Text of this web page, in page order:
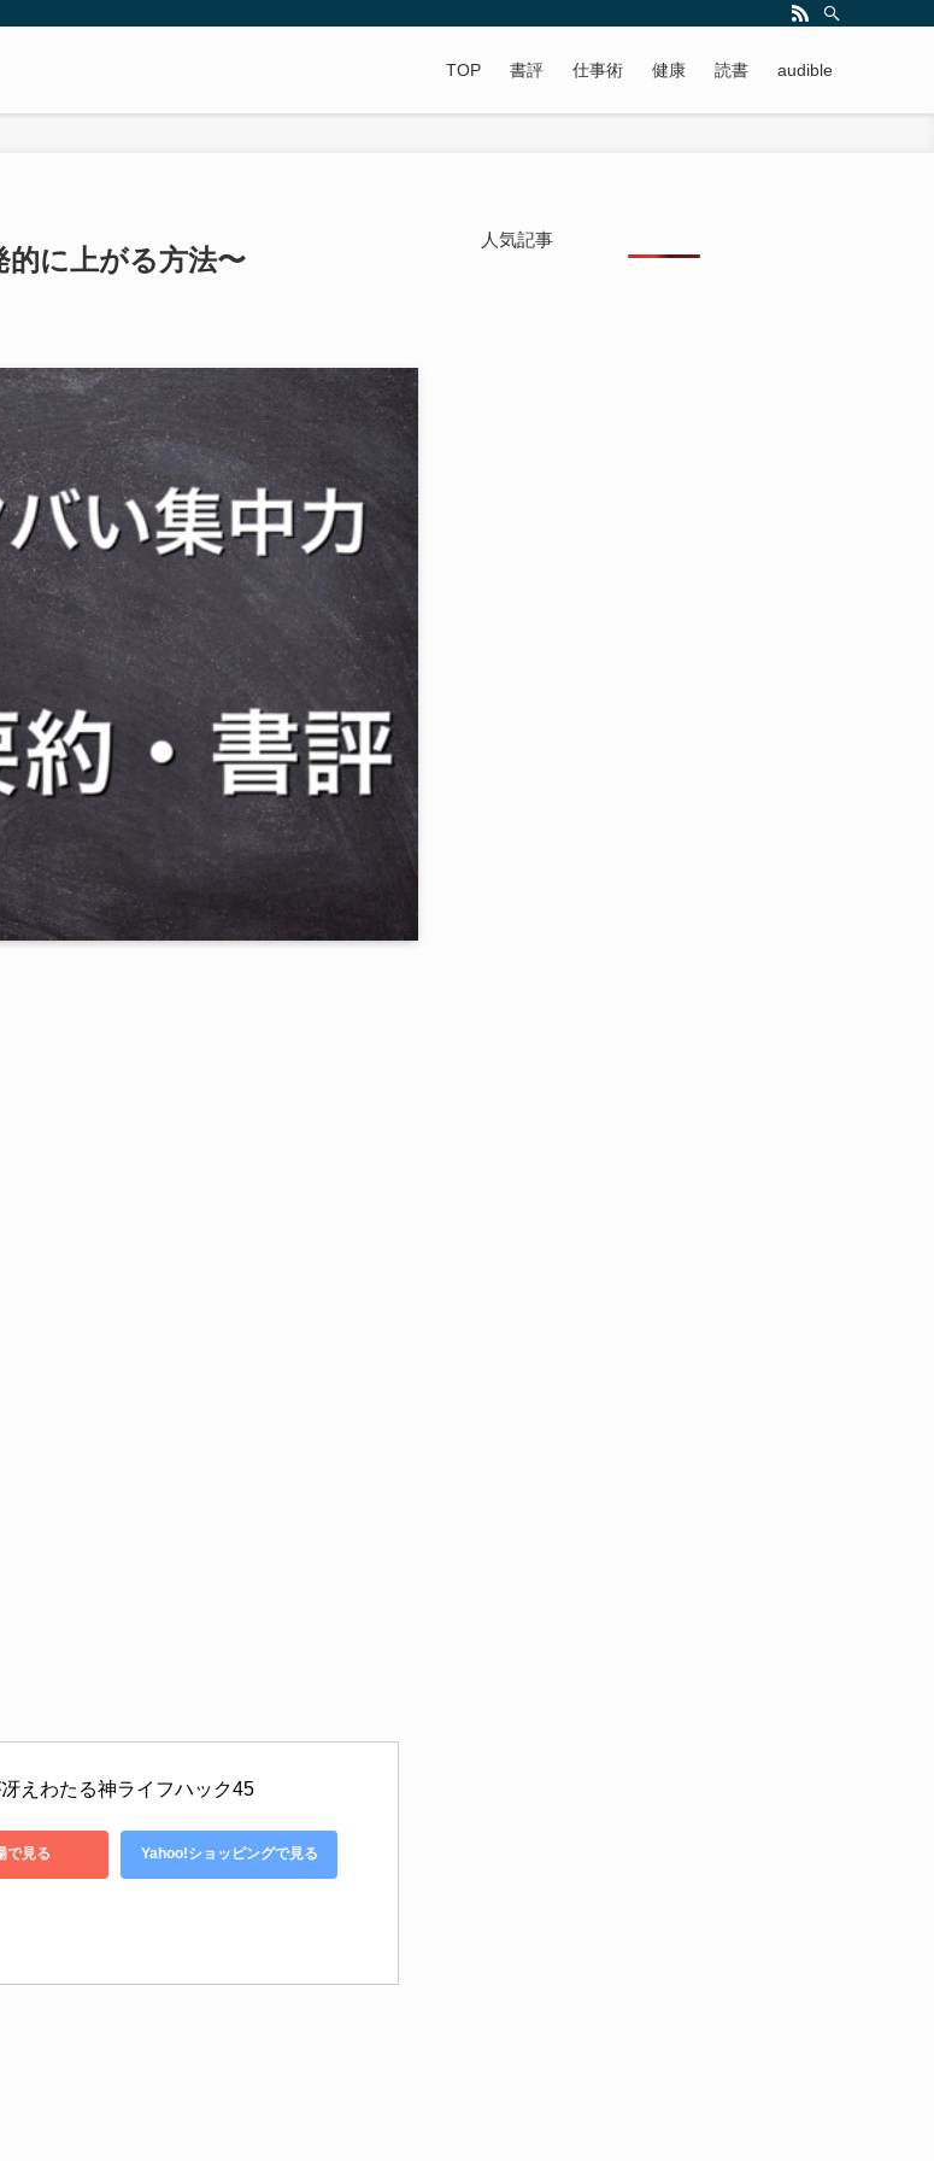
TOP 書評 仕事術 健康 読書 audible
的に上がる方法〜
えわたる神ライフハック45
で見る Yahoo!ショッピングで見る
人気記事